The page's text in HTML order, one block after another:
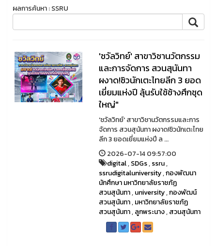
ผลการค้นหา : SSRU
'ชวัลวิทย์' สาขาวิชานวัตกรรม
และการจัดการ สวนสุนันทา
ผงาด!ซิวนักเตะไทยลีก 3 ยอด
เยี่ยมแห่งปี ลุ้นรับใช้ช้างศึกชุด
ใหญ่"
'ชวัลวิทย์' สาขาวิชานวัตกรรมและการ
จัดการ สวนสุนันทา ผงาด!ซิวนักเตะไทย
ลีก 3 ยอดเยี่ยมแห่งปี ล ...
2026-07-14 09:57:00
digital,SDGs,ssru,
ssrudigitaluniversity,กองพัฒนา
นักศึกษา มหาวิทยาลัยราชภัฏ
สวนสุนันทา,university,กองพัฒน์
สวนสุนันทา,มหาวิทยาลัยราชภัฏ
สวนสุนันทา,ลูกพระนาง,สวนสุนันทา